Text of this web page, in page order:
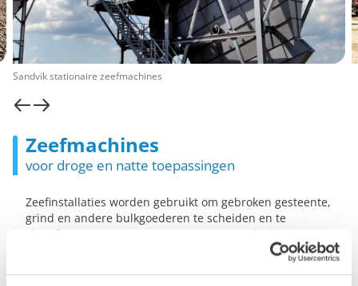
Zeefmachines
voor droge en natte toepassingen
Zeefinstallaties worden gebruikt om gebroken gesteente,
grind en andere bulkgoederen te scheiden en te
classificeren op grootte. Ze zorgen ervoor dat het
eindproduct voldoet aan de gewenste specificaties voor
toepassingen in de bouw, mijnbouw en industrie.
Sandvik stationaire zeefmachines